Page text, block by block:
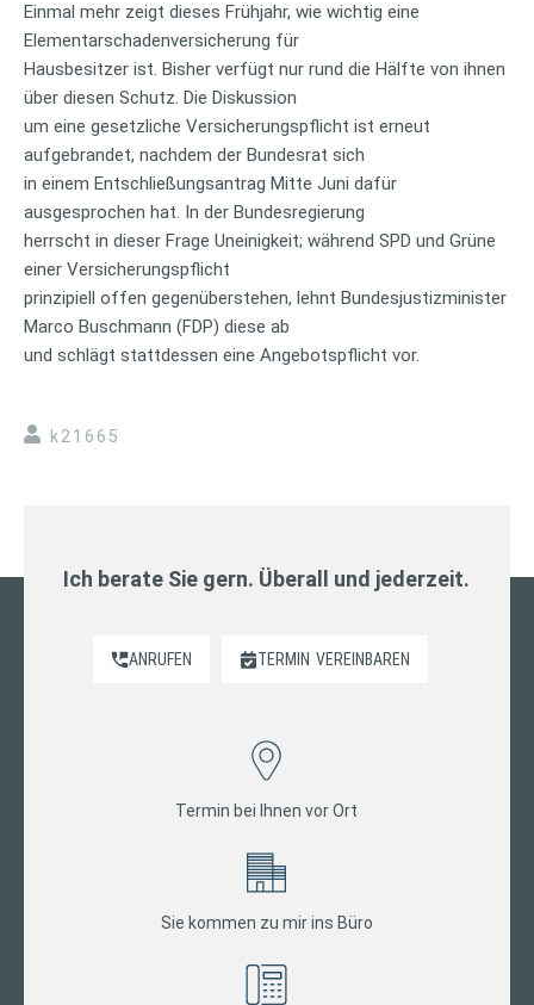
Einmal mehr zeigt dieses Frühjahr, wie wichtig eine
Elementarschadenversicherung für
Hausbesitzer ist. Bisher verfügt nur rund die Hälfte von ihnen
über diesen Schutz. Die Diskussion
um eine gesetzliche Versicherungspflicht ist erneut
aufgebrandet, nachdem der Bundesrat sich
in einem Entschließungsantrag Mitte Juni dafür
ausgesprochen hat. In der Bundesregierung
herrscht in dieser Frage Uneinigkeit; während SPD und Grüne
einer Versicherungspflicht
prinzipiell offen gegenüberstehen, lehnt Bundesjustizminister
Marco Buschmann (FDP) diese ab
und schlägt stattdessen eine Angebotspflicht vor.
k21665
Ich berate Sie gern. Überall und jederzeit.
ANRUFEN TERMIN VEREINBAREN
Termin bei Ihnen vor Ort
Sie kommen zu mir ins Büro